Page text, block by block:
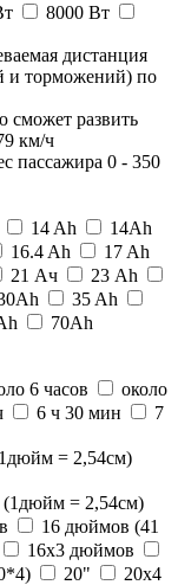
8000 Вт
дистанция
и торможений) по
сможет развить
км/ч
пассажира 0 - 350
14 Ah
14Ah
16.4 Ah
17 Ah
21 Ач
23 Ah
35 Ah
70Ah
6 часов
около
6 ч 30 мин
7
= 2,54см)
(1дюйм = 2,54см)
16 дюймов (41
16х3 дюймов
20"
20x4